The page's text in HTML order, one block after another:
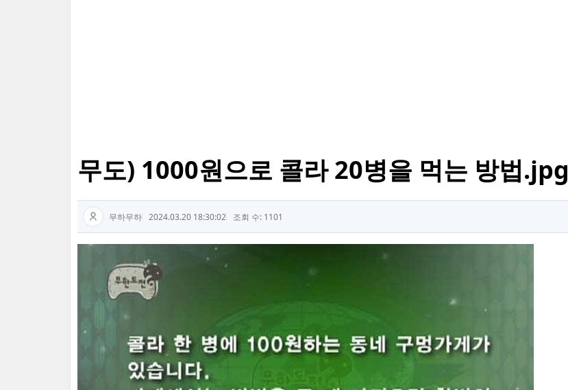
무도) 1000원으로 콜라 20병을 먹는 방법.jpg
무하무하 2024.03.20 18:30:02 조회 수: 1101